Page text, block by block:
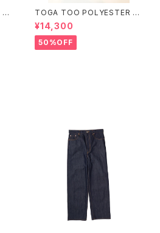
TOGA TOO POLYESTER JE
RSEY T-SHIRT
¥14,300
50%OFF